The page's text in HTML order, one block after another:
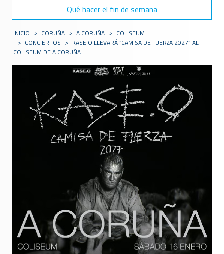
Qué hacer el fin de semana
INICIO > CORUÑA > A CORUÑA > COLISEUM
> CONCIERTOS > KASE.O LLEVARÁ “CAMISA DE FUERZA 2027” AL
COLISEUM DE A CORUÑA